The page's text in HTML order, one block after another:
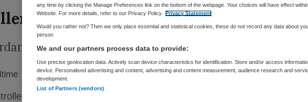
Tijdelijk dienstverband
vervul je een spilfunctie bij cruciale strategische
any time by clicking the Manage Preferences link on the bottom of the webpage. Your choices will have effect
Website. For more details, refer to our Privacy Policy. Privacy Statement
Would you rather not? Then we only place essential and statistical cookies, these do not record any data about
person
We and our partners process data to provide:
Use precise geolocation data. Actively scan device characteristics for identification. Store and/or access
device. Personalised advertising and content, advertising and content measurement, audience research and
development.
List of Partners (vendors)